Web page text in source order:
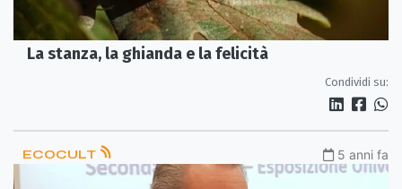
La stanza, la ghianda e la felicità
Condividi su:
ECOCULT 5 anni fa